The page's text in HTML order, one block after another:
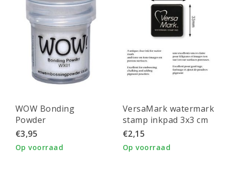
WOW Bonding
Powder
€3,95
Op voorraad
VersaMark watermark
stamp inkpad 3x3 cm
€2,15
Op voorraad